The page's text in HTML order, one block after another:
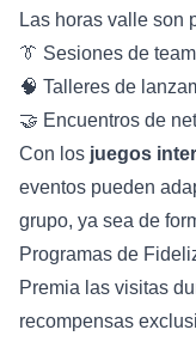
Las horas valle son
👔 Sesiones de
🧠 Talleres de
🤝 Encuentros de
Con los juegos
eventos pueden
grupo, ya sea de
Programas de
Premia las visitas
recompensas